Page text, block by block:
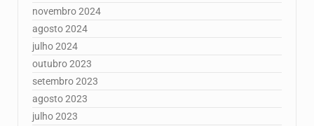
novembro 2024
agosto 2024
julho 2024
outubro 2023
setembro 2023
agosto 2023
julho 2023